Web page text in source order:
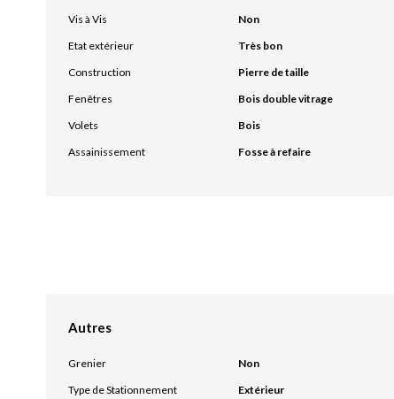
Vis à Vis
Non
Etat extérieur
Très bon
Construction
Pierre de taille
Fenêtres
Bois double vitrage
Volets
Bois
Assainissement
Fosse à refaire
Autres
Grenier
Non
Type de Stationnement
Extérieur